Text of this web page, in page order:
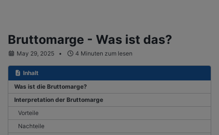
Bruttomarge - Was ist das?
May 29, 2025 4 Minuten zum lesen
Inhalt
Was ist die Bruttomarge?
Interpretation der Bruttomarge
Vorteile
Nachteile